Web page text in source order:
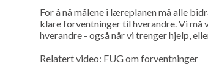
For å nå målene i læreplanen må alle
klare forventninger til hverandre. Vi må
hverandre - også når vi trenger hjelp,
Relatert video: FUG om forventninger